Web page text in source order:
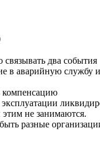
два события
в аварийную службу и
компенсацию
эксплуатации
не занимаются.
разные